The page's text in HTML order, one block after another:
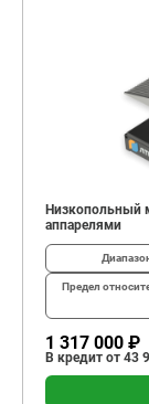
Низкопольный
аппарелями
Предел
1 317 000 ₽
В кредит от 43